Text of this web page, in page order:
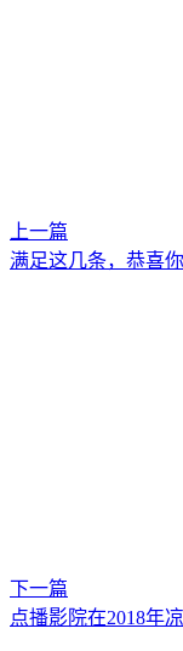
上一篇
满足这几条，恭喜
下一篇
点播影院在2018年